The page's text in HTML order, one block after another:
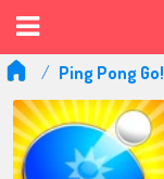
Ping Pong Go!